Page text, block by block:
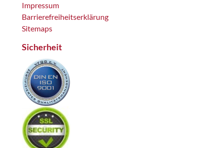
Impressum
Barrierefreiheitserklärung
Sitemaps
Sicherheit